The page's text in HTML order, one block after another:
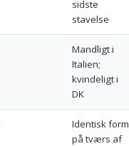
sidste
stavelse
Mandligt i
Italien;
kvindeligt i
DK
Identisk form
på tværs af